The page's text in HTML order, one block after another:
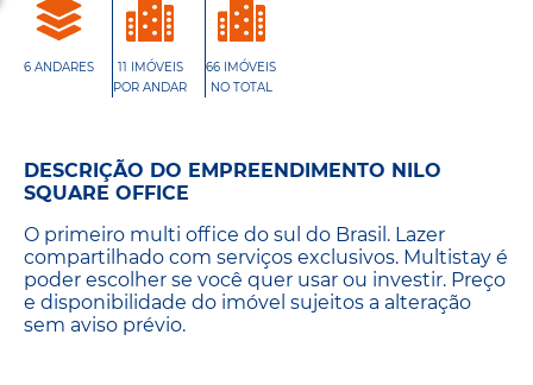
6 ANDARES
11 IMÓVEIS
POR ANDAR
66 IMÓVEIS
NO TOTAL
DESCRIÇÃO DO EMPREENDIMENTO NILO
SQUARE OFFICE
O primeiro multi office do sul do Brasil. Lazer
compartilhado com serviços exclusivos. Multistay é
poder escolher se você quer usar ou investir. Preço
e disponibilidade do imóvel sujeitos a alteração
sem aviso prévio.